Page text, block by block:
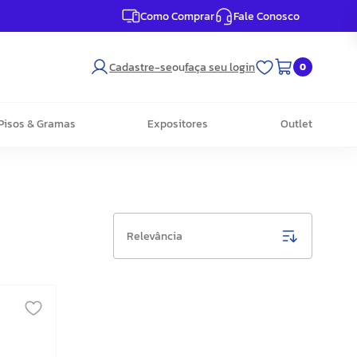
Como Comprar Fale Conosco
Cadastre-seoufaça seu login 0
& Gramas Expositores Outlet
Relevância